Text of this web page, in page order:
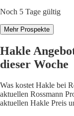
Noch 5 Tage gültig
Mehr Prospekte
Hakle
dieser Woche
Was kostet Hakle bei
aktuellen Rossmann
aktuellen Hakle Preis